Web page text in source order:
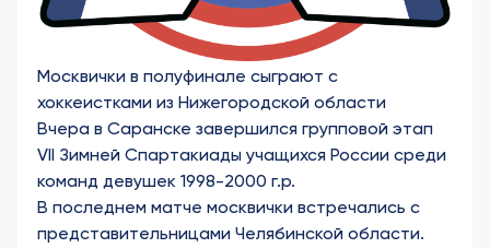
Москвички в полуфинале сыграют с
хоккеистками из Нижегородской области
Вчера в Саранске завершился групповой этап
VII Зимней Спартакиады учащихся России среди
команд девушек 1998-2000 г.р.
В последнем матче москвички встречались с
представительницами Челябинской области.